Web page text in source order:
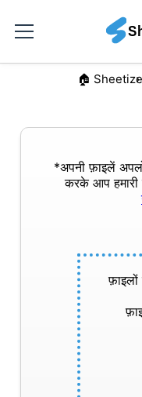
🏠︎ Sheetize
*अपनी फ़ाइलें
करके आप